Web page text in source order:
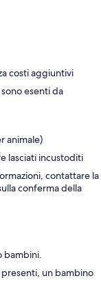
costi aggiuntivi
esenti da
animale)
lasciati incustoditi
contattare la
conferma della
bambini.
un bambino